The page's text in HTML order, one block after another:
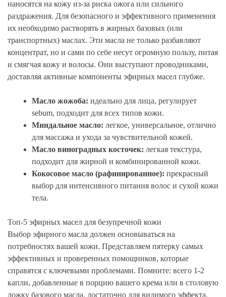
наносятся на кожу из-за риска ожога или сильного
раздражения. Для безопасного и эффективного применения
их необходимо растворять в жирных базовых (или
транспортных) маслах. Эти масла не только разбавляют
концентрат, но и сами по себе несут огромную пользу, питая
и смягчая кожу и волосы. Они выступают проводниками,
доставляя активные компоненты эфирных масел глубже.
Масло жожоба: идеально для лица, регулирует
sebum, подходит для всех типов кожи.
Миндальное масло: легкое, универсальное, отлично
для массажа и ухода за чувствительной кожей.
Масло виноградных косточек: легкая текстура,
подходит для жирной и комбинированной кожи.
Кокосовое масло (рафинированное): прекрасный
выбор для интенсивного питания волос и сухой кожи
тела.
Топ-5 эфирных масел для безупречной кожи
Выбор эфирного масла должен основываться на
потребностях вашей кожи. Представляем пятерку самых
эффективных и проверенных помощников, которые
справятся с ключевыми проблемами. Помните: всего 1-2
капли, добавленные в порцию вашего крема или в столовую
ложку базового масла, достаточно для видимого эффекта.